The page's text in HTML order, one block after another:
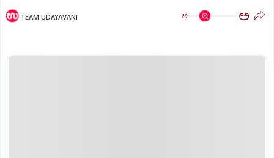
TEAM UDAYAVANI ಅ ಅ